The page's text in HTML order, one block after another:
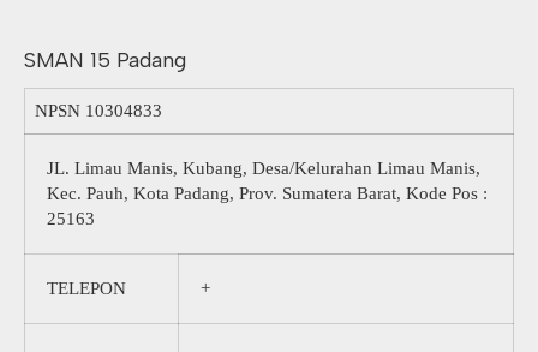
SMAN 15 Padang
NPSN 10304833
JL. Limau Manis, Kubang, Desa/Kelurahan Limau Manis,
Kec. Pauh, Kota Padang, Prov. Sumatera Barat, Kode Pos :
25163
TELEPON +